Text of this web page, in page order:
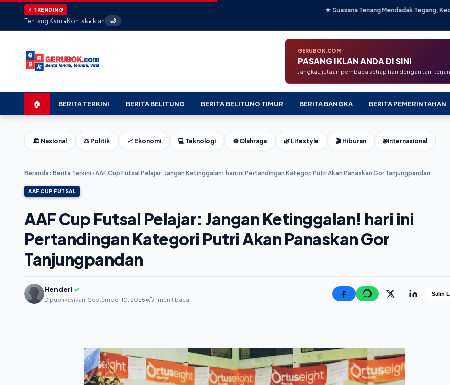
⚡ TRENDING ★ Suasana Tenang Mendadak Tegang, Kedai Kopi Alibaba
Tentang Kami•Kontak•Iklan 🌙
GERUBOK.COM
PASANG IKLAN ANDA DI SINI
Jangkau jutaan pembaca setiap hari dengan tarif
🏠 BERITA TERKINI BERITA BELITUNG BERITA BELITUNG TIMUR BERITA BANGKA BERITA PEMERINTAHAN
🏛️ Nasional ⚖️ Politik 📈 Ekonomi 💻 Teknologi ⚽ Olahraga 🌿 Lifestyle 🎬 Hiburan 🌐 Internasional
Beranda ›Berita Terkini ›AAF Cup Futsal Pelajar: Jangan Ketinggalan! hari ini Pertandingan Kategori Putri Akan Panaskan Gor Tanjungpandan
AAF CUP FUTSAL
AAF Cup Futsal Pelajar: Jangan Ketinggalan! hari ini
Pertandingan Kategori Putri Akan Panaskan Gor
Tanjungpandan
Henderi ✓
Dipublikasikan: September 10, 2025•⏱️ 1 menit baca
Salin